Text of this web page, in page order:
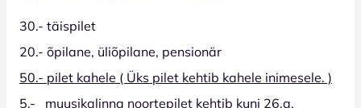
30.- täispilet
20.- õpilane, üliõpilane, pensionär
50.- pilet kahele ( Üks pilet kehtib kahele inimesele. )
5.- muusikalinna noortepilet kehtib kuni 26.a.